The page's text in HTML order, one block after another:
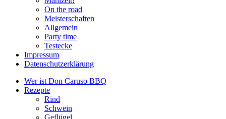
On the road
Meisterschaften
Allgemein
Party time
Testecke
Impressum
Datenschutzerklärung
Wer ist Don Caruso BBQ
Rezepte
Rind
Schwein
Geflügel